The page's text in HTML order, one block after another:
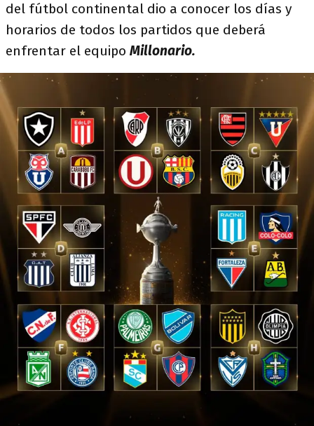
del fútbol continental dio a conocer los días y
horarios de todos los partidos que deberá
enfrentar el equipo Millonario.